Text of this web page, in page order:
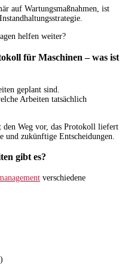
auf Wartungsmaßnahmen, ist
für Maschinen – was ist
geplant sind.
Arbeiten tatsächlich
den Weg vor, das Protokoll liefert
zukünftige Entscheidungen.
gibt es?
verschiedene